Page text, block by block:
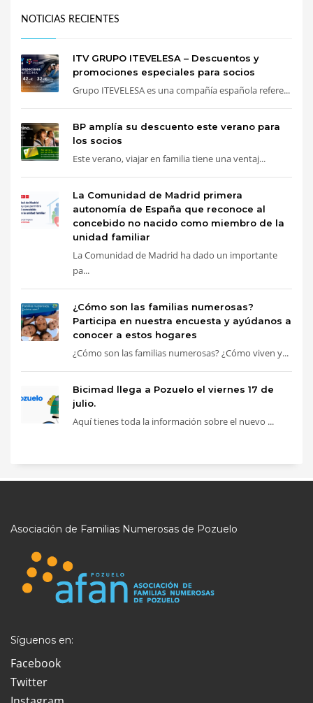
NOTICIAS RECIENTES
ITV GRUPO ITEVELESA – Descuentos y
promociones especiales para socios
Grupo ITEVELESA es una compañía española refere...
BP amplía su descuento este verano para
los socios
Este verano, viajar en familia tiene una ventaj...
La Comunidad de Madrid primera
autonomía de España que reconoce al
concebido no nacido como miembro de la
unidad familiar
La Comunidad de Madrid ha dado un importante
pa...
¿Cómo son las familias numerosas?
Participa en nuestra encuesta y ayúdanos a
conocer a estos hogares
¿Cómo son las familias numerosas? ¿Cómo viven y...
Bicimad llega a Pozuelo el viernes 17 de
julio.
Aquí tienes toda la información sobre el nuevo ...
Asociación de Familias Numerosas de Pozuelo
Síguenos en:
Facebook
Twitter